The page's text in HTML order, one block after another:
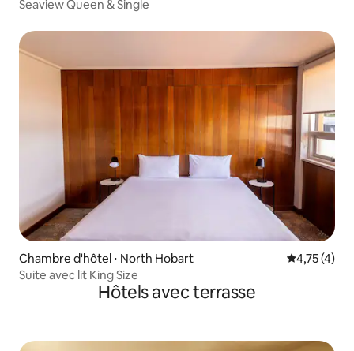
Seaview Queen & Single
Chambre d'hôtel ⋅ North Hobart Évaluation
4,75 (4)
Suite avec lit King Size
Hôtels avec terrasse